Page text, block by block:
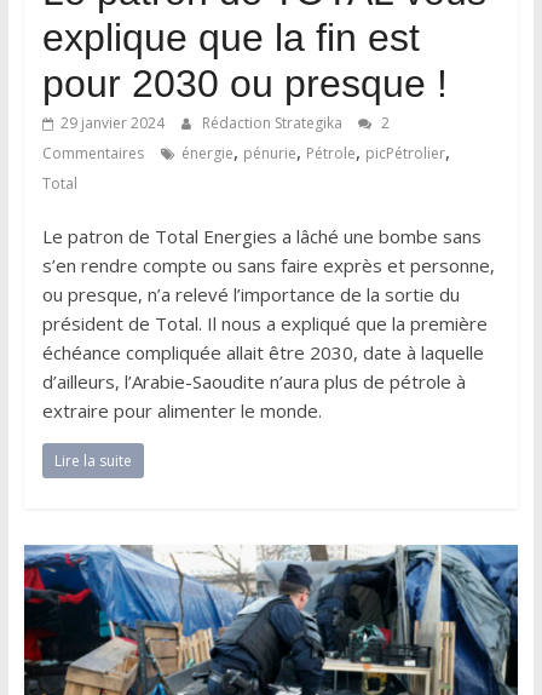
explique que la fin est
pour 2030 ou presque !
29 janvier 2024 Rédaction Strategika
2
Commentaires
énergie, pénurie, Pétrole, picPétrolier,
Total
Le patron de Total Energies a lâché une bombe sans
s’en rendre compte ou sans faire exprès et personne,
ou presque, n’a relevé l’importance de la sortie du
président de Total. Il nous a expliqué que la première
échéance compliquée allait être 2030, date à laquelle
d’ailleurs, l’Arabie-Saoudite n’aura plus de pétrole à
extraire pour alimenter le monde.
Lire la suite